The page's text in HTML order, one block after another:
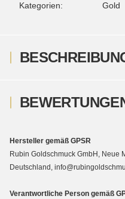
Kategorien: Gold
Hersteller gemäß GPSR
Rubin Goldschmuck GmbH, Neue
Deutschland,
Verantwortliche Person gemäß